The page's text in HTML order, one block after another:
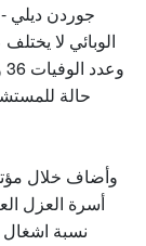
جوردن ديلي -
وأضاف خلال